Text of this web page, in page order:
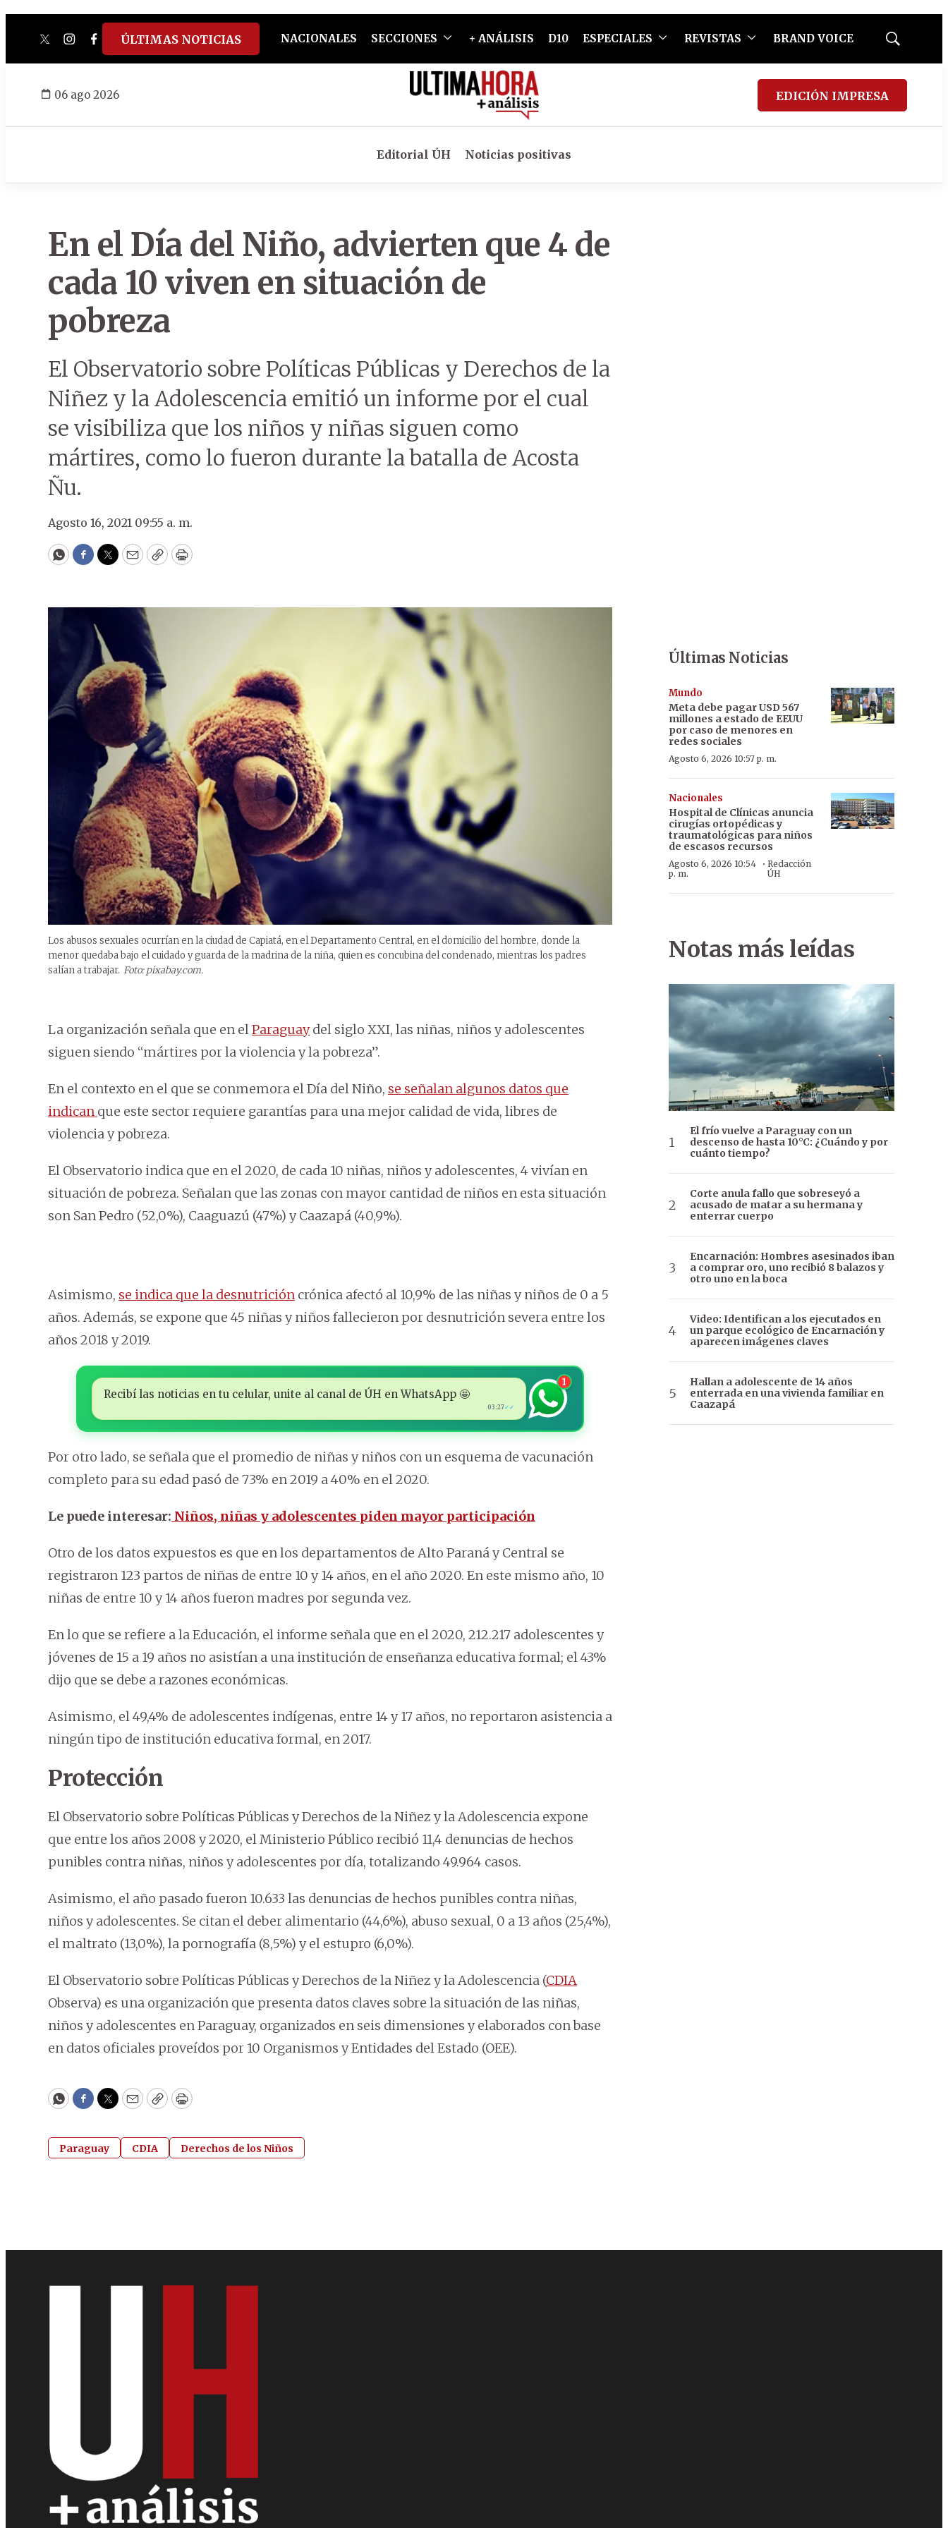
twitterinstagram
facebook
tiktokyoutube
spotify
ÚLTIMAS NOTICIAS NACIONALES SECCIONES + ANÁLISIS D10 ESPECIALES REVISTAS BRAND VOICE
Mostrar
06 ago 2026 EDICIÓN IMPRESA
Editorial ÚH Noticias positivas
En el Día del Niño, advierten que 4 de
cada 10 viven en situación de
pobreza
El Observatorio sobre Políticas Públicas y Derechos de la
Niñez y la Adolescencia emitió un informe por el cual
se visibiliza que los niños y niñas siguen como
mártires, como lo fueron durante la batalla de Acosta
Ñu.
Agosto 16, 2021 09:55 a. m.
WhatsApp
Facebook
Twitter
EmailCopyPrint
Los abusos sexuales ocurrían en la ciudad de Capiatá, en el Departamento Central, en el domicilio del hombre, donde la
menor quedaba bajo el cuidado y guarda de la madrina de la niña, quien es concubina del condenado, mientras los padres
salían a trabajar. Foto: pixabay.com.
La organización señala que en elParaguaydel siglo XXI, las niñas, niños y adolescentes
siguen siendo “mártires por la violencia y la pobreza”.
En el contexto en el que se conmemora el Día del Niño, se señalan algunos datos que
indican que este sector requiere garantías para una mejor calidad de vida, libres de
violencia y pobreza.
El Observatorio indica que en el 2020, de cada 10 niñas, niños y adolescentes, 4 vivían en
situación de pobreza. Señalan que las zonas con mayor cantidad de niños en esta situación
son San Pedro (52,0%), Caaguazú (47%) y Caazapá (40,9%).
Asimismo, se indica que la desnutrición crónica afectó al 10,9% de las niñas y niños de 0 a 5
años. Además, se expone que 45 niñas y niños fallecieron por desnutrición severa entre los
años 2018 y 2019.
Recibí las noticias en tu celular, unite al canal de ÚH en WhatsApp 🤩
03:27✓✓
1
Por otro lado, se señala que el promedio de niñas y niños con un esquema de vacunación
completo para su edad pasó de 73% en 2019 a 40% en el 2020.
Le puede interesar: Niños, niñas y adolescentes piden mayor participación
Otro de los datos expuestos es que en los departamentos de Alto Paraná y Central se
registraron 123 partos de niñas de entre 10 y 14 años, en el año 2020. En este mismo año, 10
niñas de entre 10 y 14 años fueron madres por segunda vez.
En lo que se refiere a la Educación, el informe señala que en el 2020, 212.217 adolescentes y
jóvenes de 15 a 19 años no asistían a una institución de enseñanza educativa formal; el 43%
dijo que se debe a razones económicas.
Asimismo, el 49,4% de adolescentes indígenas, entre 14 y 17 años, no reportaron asistencia a
ningún tipo de institución educativa formal, en 2017.
Protección
El Observatorio sobre Políticas Públicas y Derechos de la Niñez y la Adolescencia expone
que entre los años 2008 y 2020, el Ministerio Público recibió 11,4 denuncias de hechos
punibles contra niñas, niños y adolescentes por día, totalizando 49.964 casos.
Asimismo, el año pasado fueron 10.633 las denuncias de hechos punibles contra niñas,
niños y adolescentes. Se citan el deber alimentario (44,6%), abuso sexual, 0 a 13 años (25,4%),
el maltrato (13,0%), la pornografía (8,5%) y el estupro (6,0%).
El Observatorio sobre Políticas Públicas y Derechos de la Niñez y la Adolescencia (CDIA
Observa) es una organización que presenta datos claves sobre la situación de las niñas,
niños y adolescentes en Paraguay, organizados en seis dimensiones y elaborados con base
en datos oficiales proveídos por 10 Organismos y Entidades del Estado (OEE).
WhatsApp
Facebook
Twitter
EmailCopyPrint
Paraguay CDIA Derechos de los Niños
Últimas Noticias
Mundo
Meta debe pagar USD 567
millones a estado de EEUU
por caso de menores en
redes sociales
Agosto 6, 2026 10:57 p. m.
Nacionales
Hospital de Clínicas anuncia
cirugías ortopédicas y
traumatológicas para niños
de escasos recursos
Agosto 6, 2026 10:54
p. m.
· Redacción
ÚH
Notas más leídas
El frío vuelve a Paraguay con un
descenso de hasta 10°C: ¿Cuándo y por
cuánto tiempo?
Corte anula fallo que sobreseyó a
acusado de matar a su hermana y
enterrar cuerpo
Encarnación: Hombres asesinados iban
a comprar oro, uno recibió 8 balazos y
otro uno en la boca
Video: Identifican a los ejecutados en
un parque ecológico de Encarnación y
aparecen imágenes claves
Hallan a adolescente de 14 años
enterrada en una vivienda familiar en
Caazapá